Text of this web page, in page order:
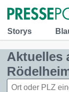
Storys
Aktuelles